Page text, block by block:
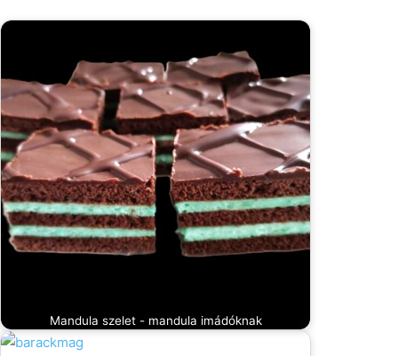
Mandula szelet - mandula imádóknak